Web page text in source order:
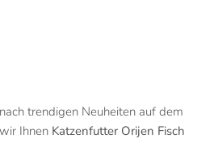
trendigen Neuheiten auf dem
Ihnen Katzenfutter Orijen Fisch